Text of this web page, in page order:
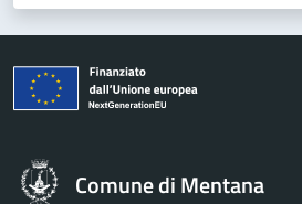
Comune di Mentana